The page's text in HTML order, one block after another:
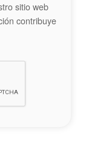
sitio web
contribuye